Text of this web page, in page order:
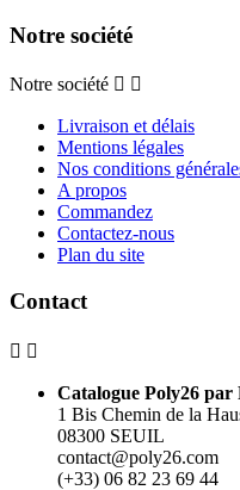
Notre société
Notre société  
Livraison et délais
Mentions légales
Nos conditions
A propos
Commandez
Contactez-nous
Plan du site
Contact
 
Catalogue Poly26
1 Bis Chemin de la
08300 SEUIL
contact@poly26.com
(+33) 06 82 23 69 44